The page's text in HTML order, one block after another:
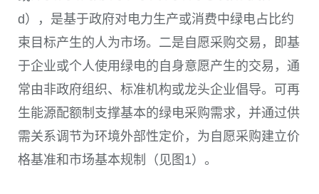
d）
，是基于政府对电力生产或消费中绿电占比约
束目标产生的人为市场。二是自愿采购交易，即基
于企业或个人使用绿电的自身意愿产生的交易，通
常由非政府组织、标准机构或龙头企业倡导。可再
生能源配额制支撑基本的绿电采购需求，并通过供
需关系调节为环境外部性定价，为自愿采购建立价
格基准和市场基本规制
（ 见 图1） 。